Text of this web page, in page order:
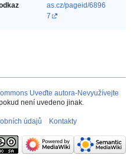
as.cz/pageid/6896
7
Uveďte autora-Nevyužívejte
není uvedeno jinak.
údajů Kontakty